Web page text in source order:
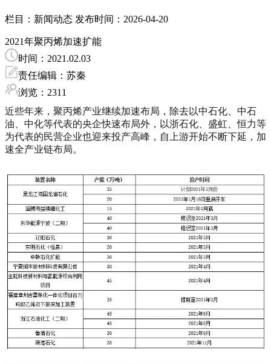
栏目：新闻动态 发布时间：2026-04-20
2021年聚丙烯加速扩能
时间：2021.02.03
责任编辑：苏秦
浏览：2311
近些年来，聚丙烯产业继续加速布局，除去以中石化、中石
油、中化等代表的央企快速布局外，以浙石化、盛虹、恒力等
为代表的民营企业也迎来投产高峰，自上游开始不断下延，加
速全产业链布局。